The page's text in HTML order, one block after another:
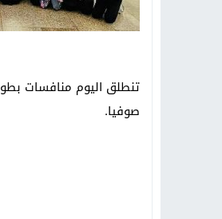
صوفيا.